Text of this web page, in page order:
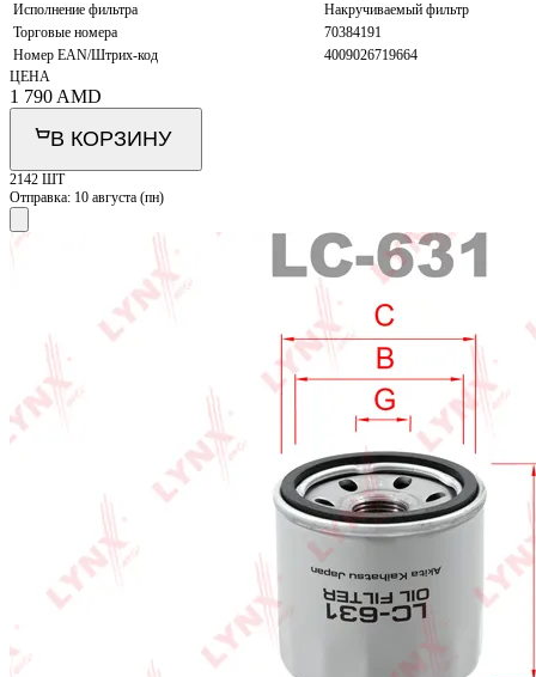
Исполнение фильтра
Накручиваемый фильтр
Торговые номера
70384191
Номер EAN/Штрих-код
4009026719664
ЦЕНА
1 790 AMD
В КОРЗИНУ
2142 ШТ
Отправка: 10 августа (пн)